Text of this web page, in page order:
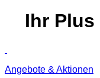
Ihr Plus
Angebote & Aktionen